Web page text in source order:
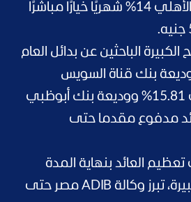
شهادة البنك الأهلي 14% شهريًا خيارًا مباشرًا
الكبيرة الباحثين عن بدائل العام
وديعة بنك قناة السويس
المتغيرة حتى 15.81% ووديعة بنك أبوظبي
مدفوع مقدما حتى
العائد بنهاية المدة
في شريحة كبيرة، تبرز وكالة ADIB مصر حتى